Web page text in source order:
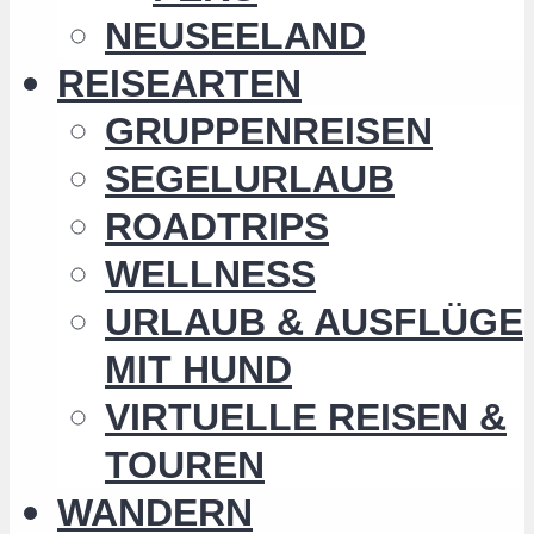
NEUSEELAND
REISEARTEN
GRUPPENREISEN
SEGELURLAUB
ROADTRIPS
WELLNESS
URLAUB & AUSFLÜGE
MIT HUND
VIRTUELLE REISEN &
TOUREN
WANDERN